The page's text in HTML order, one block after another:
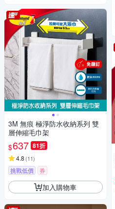
3M 無痕 極淨防水收納系列 雙
層伸縮毛巾架
$637 81折
4.8 (11)
挑戰低價 券
加入購物車